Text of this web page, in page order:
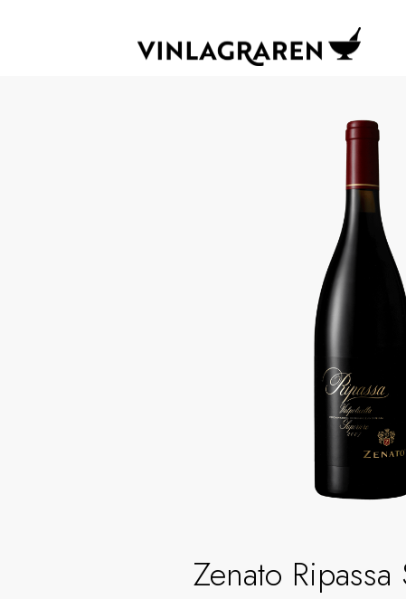
Zenato